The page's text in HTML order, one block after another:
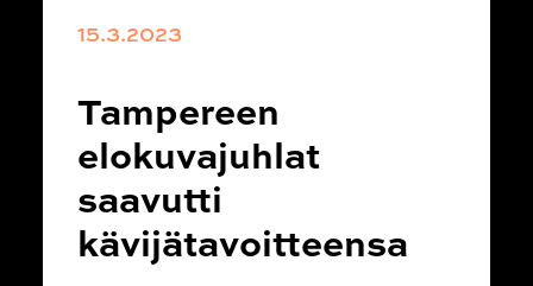
15.3.2023
Tampereen
elokuvajuhlat
saavutti
kävijätavoitteensa